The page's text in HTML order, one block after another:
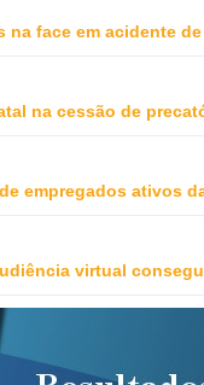
face em acidente
na cessão de
empregados ativos
virtual